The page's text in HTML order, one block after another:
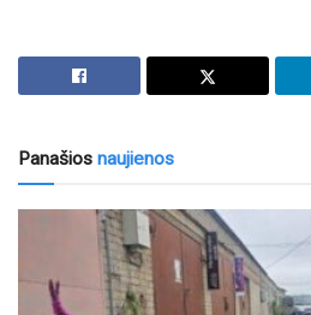
Panašios naujienos